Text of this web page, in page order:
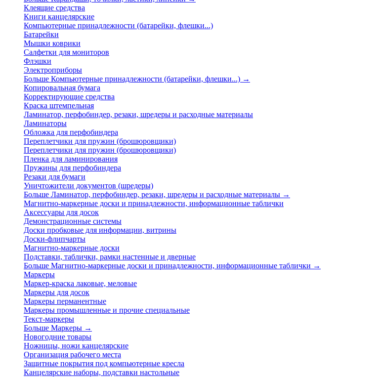
Клеящие средства
Книги канцелярские
Компьютерные принадлежности (батарейки, флешки...)
Батарейки
Мышки коврики
Салфетки для мониторов
Флэшки
Электроприборы
Больше Компьютерные принадлежности (батарейки, флешки...) →
Копировальная бумага
Корректирующие средства
Краска штемпельная
Ламинатор, перфобиндер, резаки, шредеры и расходные материалы
Ламинаторы
Обложка для перфобиндера
Переплетчики для пружин (брошюровщики)
Переплетчики для пружин (брошюровщики)
Пленка для ламинирования
Пружины для перфобиндера
Резаки для бумаги
Уничтожители документов (шредеры)
Больше Ламинатор, перфобиндер, резаки, шредеры и расходные материалы →
Магнитно-маркерные доски и принадлежности, информационные таблички
Аксессуары для досок
Демонстрационные системы
Доски пробковые для информации, витрины
Доски-флипчарты
Магнитно-маркерные доски
Подставки, таблички, рамки настенные и дверные
Больше Магнитно-маркерные доски и принадлежности, информационные таблички →
Маркеры
Маркер-краска лаковые, меловые
Маркеры для досок
Маркеры перманентные
Маркеры промышленные и прочие специальные
Текст-маркеры
Больше Маркеры →
Новогодние товары
Ножницы, ножи канцелярские
Организация рабочего места
Защитные покрытия под компьютерные кресла
Канцелярские наборы, подставки настольные